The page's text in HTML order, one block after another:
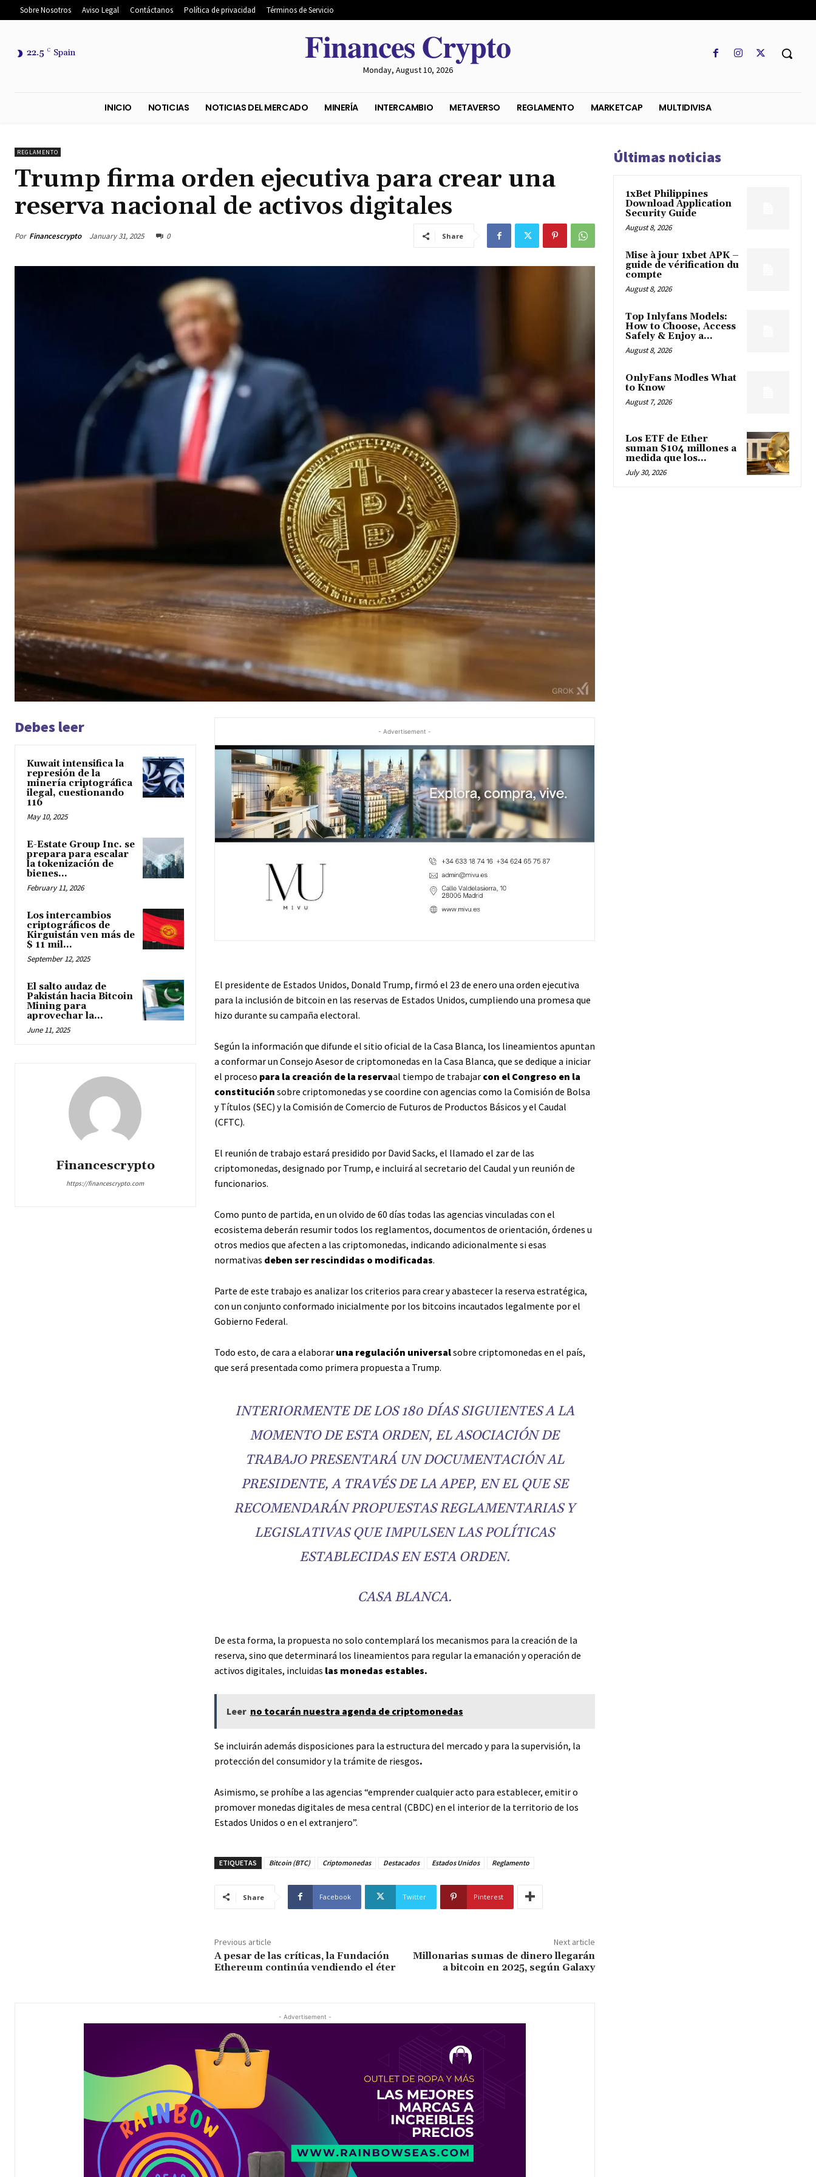
Sobre Nosotros Aviso Legal Contáctanos Política de privacidad Términos de Servicio
22.5 C Spain 𝐅𝐢𝐧𝐚𝐧𝐜𝐞𝐬 𝐂𝐫𝐲𝐩𝐭𝐨
Monday, August 10, 2026
REGLAMENTO
Trump firma orden ejecutiva para crear una
reserva nacional de activos digitales
Por Financescrypto January 31, 2025 0 Share
Debes leer
Kuwait intensifica la
represión de la
minería criptográfica
ilegal, cuestionando
116
May 10, 2025
E-Estate Group Inc. se
prepara para escalar
la tokenización de
bienes...
February 11, 2026
Los intercambios
criptográficos de
Kirguistán ven más de
$ 11 mil...
September 12, 2025
El salto audaz de
Pakistán hacia Bitcoin
Mining para
aprovechar la...
June 11, 2025
Financescrypto
https://financescrypto.com
- Advertisement -
El presidente de Estados Unidos, Donald Trump, firmó el 23 de enero una orden ejecutiva
para la inclusión de bitcoin en las reservas de Estados Unidos, cumpliendo una promesa que
hizo durante su campaña electoral.
Según la información que difunde el sitio oficial de la Casa Blanca, los lineamientos apuntan
a conformar un Consejo Asesor de criptomonedas en la Casa Blanca, que se dedique a iniciar
el proceso para la creación de la reservaal tiempo de trabajar con el Congreso en la
constitución sobre criptomonedas y se coordine con agencias como la Comisión de Bolsa
y Títulos (SEC) y la Comisión de Comercio de Futuros de Productos Básicos y el Caudal
(CFTC).
El reunión de trabajo estará presidido por David Sacks, el llamado el zar de las
criptomonedas, designado por Trump, e incluirá al secretario del Caudal y un reunión de
funcionarios.
Como punto de partida, en un olvido de 60 días todas las agencias vinculadas con el
ecosistema deberán resumir todos los reglamentos, documentos de orientación, órdenes u
otros medios que afecten a las criptomonedas, indicando adicionalmente si esas
normativas deben ser rescindidas o modificadas.
Parte de este trabajo es analizar los criterios para crear y abastecer la reserva estratégica,
con un conjunto conformado inicialmente por los bitcoins incautados legalmente por el
Gobierno Federal.
Todo esto, de cara a elaborar una regulación universalsobre criptomonedas en el país,
que será presentada como primera propuesta a Trump.
INTERIORMENTE DE LOS 180 DÍAS SIGUIENTES A LA
MOMENTO DE ESTA ORDEN, EL ASOCIACIÓN DE
TRABAJO PRESENTARÁ UN DOCUMENTACIÓN AL
PRESIDENTE, A TRAVÉS DE LA APEP, EN EL QUE SE
RECOMENDARÁN PROPUESTAS REGLAMENTARIAS Y
LEGISLATIVAS QUE IMPULSEN LAS POLÍTICAS
ESTABLECIDAS EN ESTA ORDEN.
CASA BLANCA.
De esta forma, la propuesta no solo contemplará los mecanismos para la creación de la
reserva, sino que determinará los lineamientos para regular la emanación y operación de
activos digitales, incluidas las monedas estables.
Leer no tocarán nuestra agenda de criptomonedas
Se incluirán además disposiciones para la estructura del mercado y para la supervisión, la
protección del consumidor y la trámite de riesgos.
Asimismo, se prohíbe a las agencias “emprender cualquier acto para establecer, emitir o
promover monedas digitales de mesa central (CBDC) en el interior de la territorio de los
Estados Unidos o en el extranjero”.
ETIQUETAS Bitcoin (BTC) Criptomonedas Destacados Estados Unidos Reglamento
Share Facebook Twitter Pinterest
Previous article
A pesar de las críticas, la Fundación
Ethereum continúa vendiendo el éter
Next article
Millonarias sumas de dinero llegarán
a bitcoin en 2025, según Galaxy
- Advertisement -
Últimas noticias
1xBet Philippines
Download Application
Security Guide
August 8, 2026
Mise à jour 1xbet APK –
guide de vérification du
compte
August 8, 2026
Top Inlyfans Models:
How to Choose, Access
Safely & Enjoy a...
August 8, 2026
OnlyFans Modles What
to Know
August 7, 2026
Los ETF de Ether
suman $104 millones a
medida que los...
July 30, 2026